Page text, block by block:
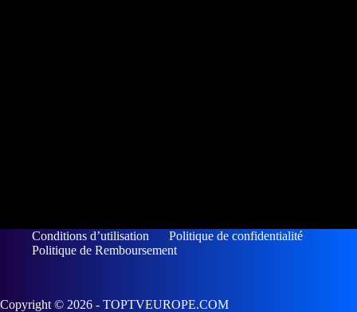
Conditions d’utilisation
Politique de confidentialité
Politique de Remboursement
Copyright © 2026 - TOPTVEUROPE.COM